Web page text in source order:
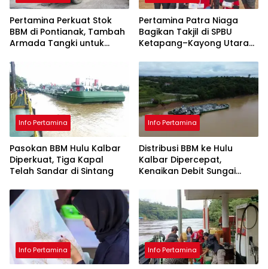
Pertamina Perkuat Stok
BBM di Pontianak, Tambah
Armada Tangki untuk
Pertamina Patra Niaga
Bagikan Takjil di SPBU
Ketapang–Kayong Utara
Info Pertamina
Pasokan BBM Hulu Kalbar
Diperkuat, Tiga Kapal
Telah Sandar di Sintang
Info Pertamina
Distribusi BBM ke Hulu
Kalbar Dipercepat,
Kenaikan Debit Sungai
Info Pertamina Info Pertamina